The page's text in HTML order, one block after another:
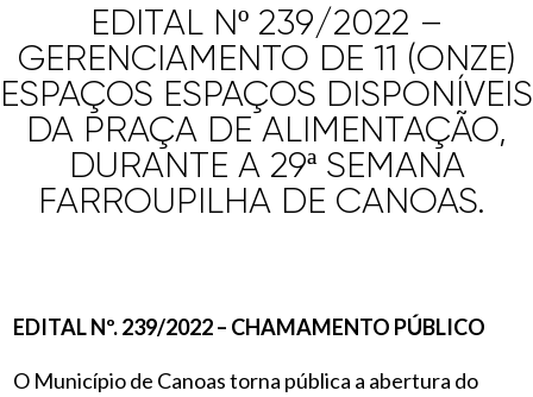
EDITAL Nº 239/2022 –
GERENCIAMENTO DE 11 (ONZE)
ESPAÇOS ESPAÇOS DISPONÍVEIS
DA PRAÇA DE ALIMENTAÇÃO,
DURANTE A 29ª SEMANA
FARROUPILHA DE CANOAS.
EDITAL Nº. 239/2022 – CHAMAMENTO PÚBLICO
O Município de Canoas torna pública a abertura do